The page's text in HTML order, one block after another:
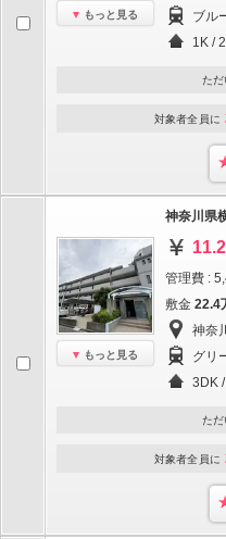
もっと見る
ブル
1K /
ただ
対象者全員に
もっと見る
神奈川県
管理費 :
敷金 22.4
神奈
グリ
3DK
ただ
対象者全員に